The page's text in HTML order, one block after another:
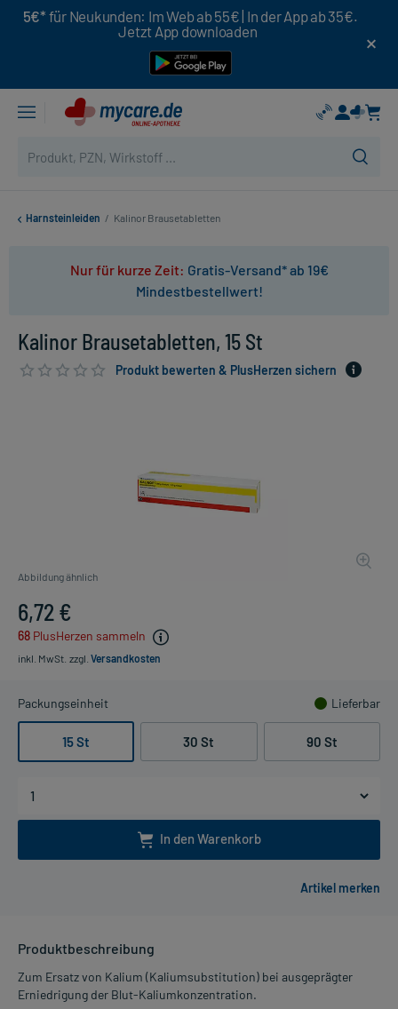
5€* für Neukunden: Im Web ab 55€ | In der App ab 35€.
Jetzt App downloaden
Harnsteinleiden / Kalinor Brausetabletten
Nur für kurze Zeit: Gratis-Versand* ab 19€
Mindestbestellwert!
Kalinor Brausetabletten, 15 St
Produkt bewerten & PlusHerzen sichern
Abbildung ähnlich
6,72 €
68 PlusHerzen sammeln
inkl. MwSt. zzgl. Versandkosten
Packungseinheit Lieferbar
15 St 30 St 90 St
In den Warenkorb
Produktbeschreibung
Zum Ersatz von Kalium (Kaliumsubstitution) bei ausgeprägter
Erniedrigung der Blut-Kaliumkonzentration.